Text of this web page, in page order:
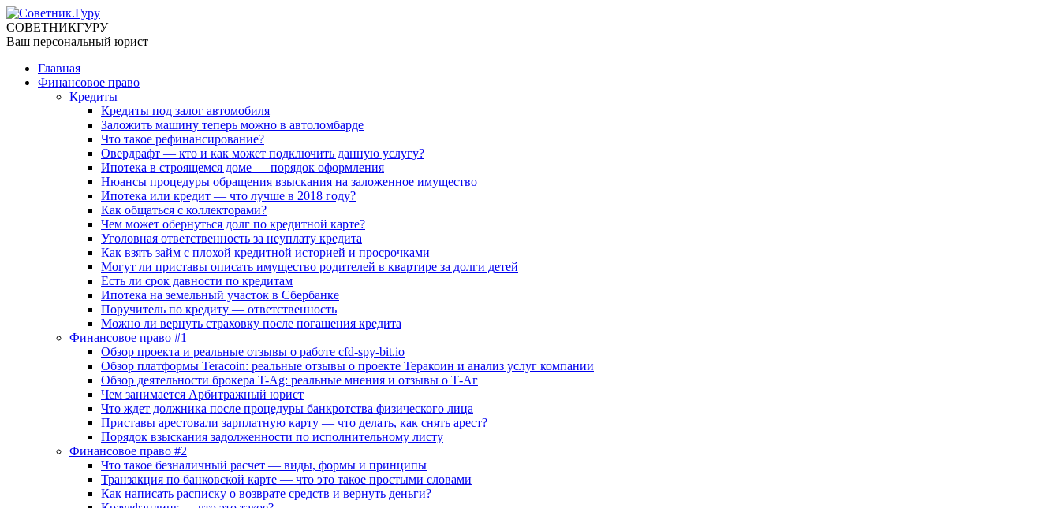
СОВЕТНИКГУРУ
Ваш персональный юрист
Главная
Финансовое право
Кредиты
Кредиты под залог автомобиля
Заложить машину теперь можно в автоломбарде
Что такое рефинансирование?
Овердрафт — кто и как может подключить данную услугу?
Ипотека в строящемся доме — порядок оформления
Нюансы процедуры обращения взыскания на заложенное имущество
Ипотека или кредит — что лучше в 2018 году?
Как общаться с коллекторами?
Чем может обернуться долг по кредитной карте?
Уголовная ответственность за неуплату кредита
Как взять займ с плохой кредитной историей и просрочками
Могут ли приставы описать имущество родителей в квартире за долги детей
Есть ли срок давности по кредитам
Ипотека на земельный участок в Сбербанке
Поручитель по кредиту — ответственность
Можно ли вернуть страховку после погашения кредита
Финансовое право #1
Обзор проекта и реальные отзывы о работе cfd-spy-bit.io
Обзор платформы Teracoin: реальные отзывы о проекте Теракоин и анализ услуг компании
Обзор деятельности брокера T-Ag: реальные мнения и отзывы о Т-Аг
Чем занимается Арбитражный юрист
Что ждет должника после процедуры банкротства физического лица
Приставы арестовали зарплатную карту — что делать, как снять арест?
Порядок взыскания задолженности по исполнительному листу
Финансовое право #2
Что такое безналичный расчет — виды, формы и принципы
Транзакция по банковской карте — что это такое простыми словами
Как написать расписку о возврате средств и вернуть деньги?